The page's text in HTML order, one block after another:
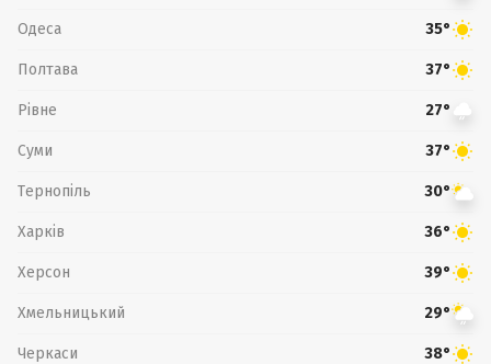
Одеса 35°
Полтава 37°
Рівне 27°
Суми 37°
Тернопіль 30°
Харків 36°
Херсон 39°
Хмельницький 29°
Черкаси 38°